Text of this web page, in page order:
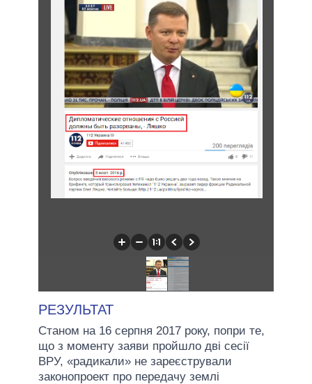
РЕЗУЛЬТАТ
Станом на 16 серпня 2017 року, попри те,
що з моменту заяви пройшло дві сесії
ВРУ, «радикали» не зареєстрували
законопроект про передачу землі